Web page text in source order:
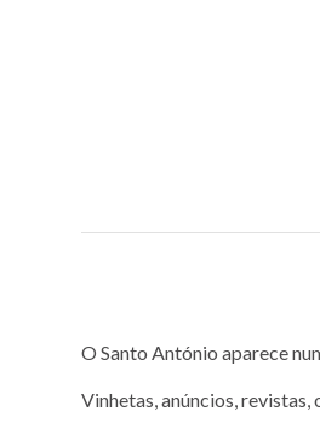
O Santo António aparece
Vinhetas, anúncios,